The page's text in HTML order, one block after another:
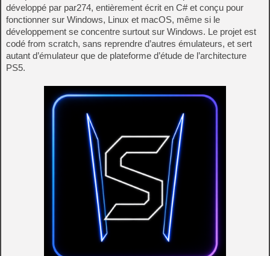
développé par par274, entièrement écrit en C# et conçu pour
fonctionner sur Windows, Linux et macOS, même si le
développement se concentre surtout sur Windows. Le projet est
codé from scratch, sans reprendre d’autres émulateurs, et sert
autant d’émulateur que de plateforme d’étude de l’architecture
PS5.